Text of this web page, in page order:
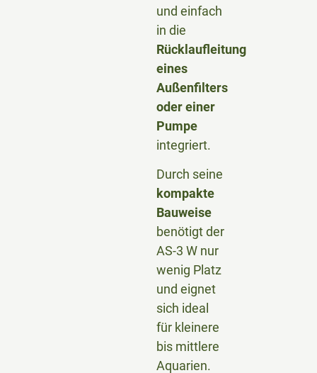
und einfach
in die
Rücklaufleitung
eines
Außenfilters
oder einer
Pumpe
integriert.
Durch seine
kompakte
Bauweise
benötigt der
AS-3 W nur
wenig Platz
und eignet
sich ideal
für kleinere
bis mittlere
Aquarien.